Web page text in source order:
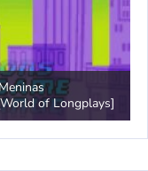
of Longplays]